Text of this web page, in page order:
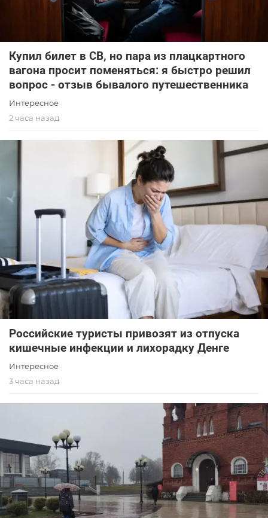
Купил билет в СВ, но пара из плацкартного
вагона просит поменяться: я быстро решил
вопрос - отзыв бывалого путешественника
Интересное
2 часа назад
Российские туристы привозят из отпуска
кишечные инфекции и лихорадку Денге
Интересное
3 часа назад